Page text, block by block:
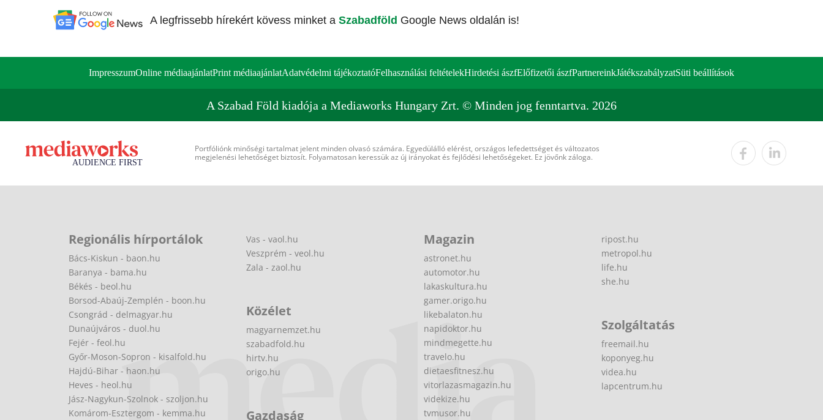
A legfrissebb hírekért kövess minket a Szabadföld Google News oldalán is!
ImpresszumOnline médiaajánlatPrint médiaajánlatAdatvédelmi tájékoztatóFelhasználási feltételekHirdetési ászfElőfizetői ászfPartnereinkJátékszabályzatSüti beállítások
A Szabad Föld kiadója a Mediaworks Hungary Zrt. © Minden jog fenntartva. 2026
Portfóliónk minőségi tartalmat jelent minden olvasó számára. Egyedülálló elérést, országos lefedettséget és változatos
megjelenési lehetőséget biztosít. Folyamatosan keressük az új irányokat és fejlődési lehetőségeket. Ez jövőnk záloga.
Regionális hírportálok
Bács-Kiskun - baon.hu
Baranya - bama.hu
Békés - beol.hu
Borsod-Abaúj-Zemplén - boon.hu
Csongrád - delmagyar.hu
Dunaújváros - duol.hu
Fejér - feol.hu
Győr-Moson-Sopron - kisalfold.hu
Hajdú-Bihar - haon.hu
Heves - heol.hu
Jász-Nagykun-Szolnok - szoljon.hu
Komárom-Esztergom - kemma.hu
Vas - vaol.hu
Veszprém - veol.hu
Zala - zaol.hu
Közélet
magyarnemzet.hu
szabadfold.hu
hirtv.hu
origo.hu
Gazdaság
Magazin
astronet.hu
automotor.hu
lakaskultura.hu
gamer.origo.hu
likebalaton.hu
napidoktor.hu
mindmegette.hu
travelo.hu
dietaesfitnesz.hu
vitorlazasmagazin.hu
videkize.hu
tvmusor.hu
ripost.hu
metropol.hu
life.hu
she.hu
Szolgáltatás
freemail.hu
koponyeg.hu
videa.hu
lapcentrum.hu